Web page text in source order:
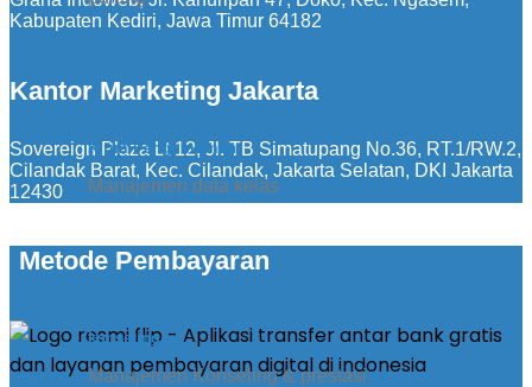
Kirim Pengumuman
Manajemen data kelas
konseling
Manajemen Konseling & prestasi
Kabupaten Kediri, Jawa Timur 64182
Kantor Marketing Jakarta
Sovereign Plaza Lt 12, Jl. TB Simatupang No.36, RT.1/RW.2,
Cilandak Barat, Kec. Cilandak, Jakarta Selatan, DKI Jakarta
12430
Metode Pembayaran